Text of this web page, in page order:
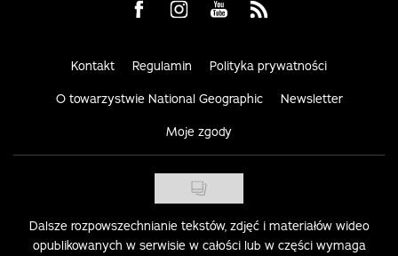
Visit us on Facebook
Visit us on Instagram
Visit us on Youtube
Visit us on Rss
Kontakt Regulamin Polityka prywatności
O towarzystwie National Geographic Newsletter
Moje zgody
Dalsze rozpowszechnianie tekstów, zdjęć i materiałów wideo
opublikowanych w serwisie w całości lub w części wymaga